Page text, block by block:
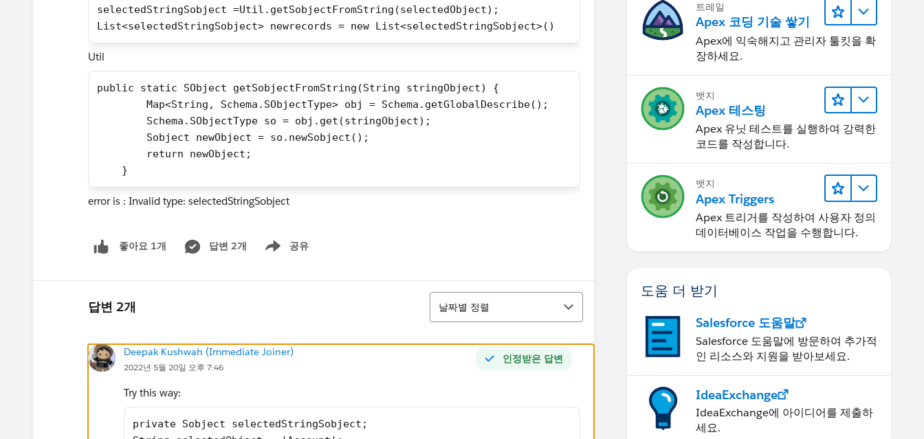
selectedStringSobject =Util.getSobjectFromString(selectedObject);
List<selectedStringSobject> newrecords = new List<selectedStringSobject>()
Util
public static SObject getSobjectFromString(String stringObject) {
        Map<String, Schema.SObjectType> obj = Schema.getGlobalDescribe();
        Schema.SObjectType so = obj.get(stringObject);
        Sobject newObject = so.newSobject();
        return newObject;
    }
error is : Invalid type: selectedStringSobject
좋아요 1개 답변 2개 공유
Show menu
답변 2개
정렬
날짜별 정렬
인정받은 답변
Deepak Kushwah (Immediate Joiner)
2022년 5월 20일 오후 7:46
Try this way:
private Sobject selectedStringSobject;
트레일
Apex 코딩 기술 쌓기
Apex에 익숙해지고 관리자 툴킷을 확
장하세요.
뱃지
Apex 테스팅
Apex 유닛 테스트를 실행하여 강력한
코드를 작성합니다.
뱃지
Apex Triggers
Apex 트리거를 작성하여 사용자 정의
데이터베이스 작업을 수행합니다.
도움 더 받기
Salesforce 도움말
Salesforce 도움말에 방문하여 추가적
인 리소스와 지원을 받아보세요.
IdeaExchange
IdeaExchange에 아이디어를 제출하
세요.